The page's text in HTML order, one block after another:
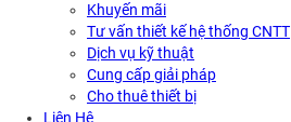
Khuyến mãi
Tư vấn thiết kế hệ thống CNTT
Dịch vụ kỹ thuật
Cung cấp giải pháp
Cho thuê thiết bị
Liên Hệ